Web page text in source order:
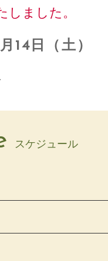
しました。
14日（土）
スケジュール